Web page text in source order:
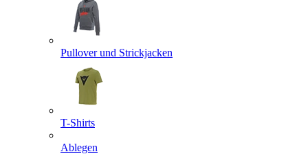
Pullover und Strickjacken
T-Shirts
Ablegen